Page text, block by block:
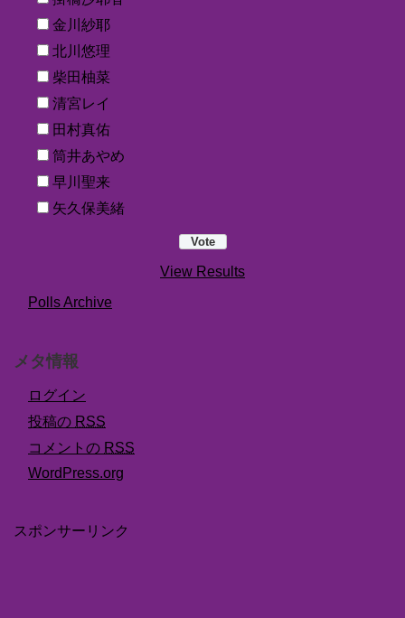
金川紗耶
北川悠理
柴田柚菜
清宮レイ
田村真佑
筒井あやめ
早川聖来
矢久保美緒
View Results
Polls Archive
メタ情報
ログイン
投稿の RSS
コメントの RSS
WordPress.org
スポンサーリンク